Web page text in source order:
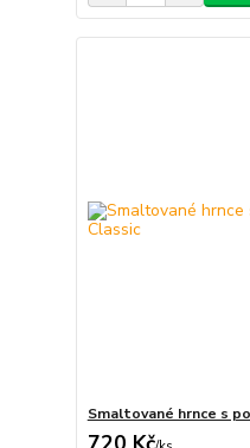
Smaltované hrnce s